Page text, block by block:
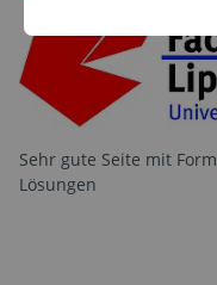
Sehr gute Seite mit
Lösungen